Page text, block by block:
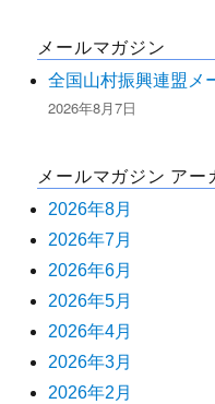
メールマガジン
全国山村振興連盟メ
2026年8月7日
メールマガジン アー
2026年8月
2026年7月
2026年6月
2026年5月
2026年4月
2026年3月
2026年2月